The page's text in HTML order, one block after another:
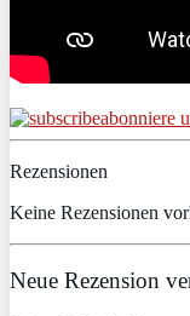
abonniere
Rezensionen
Keine Rezensionen
Neue Rezension